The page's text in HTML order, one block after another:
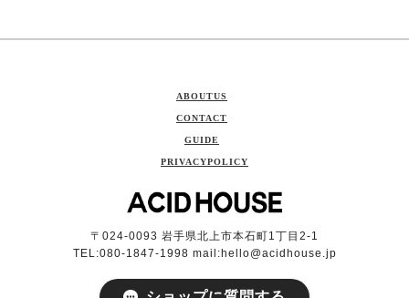
ABOUTUS
CONTACT
GUIDE
PRIVACYPOLICY
〒024-0093 岩手県北上市本石町1丁目2-1
TEL:080-1847-1998 mail: hello@acidhouse.jp